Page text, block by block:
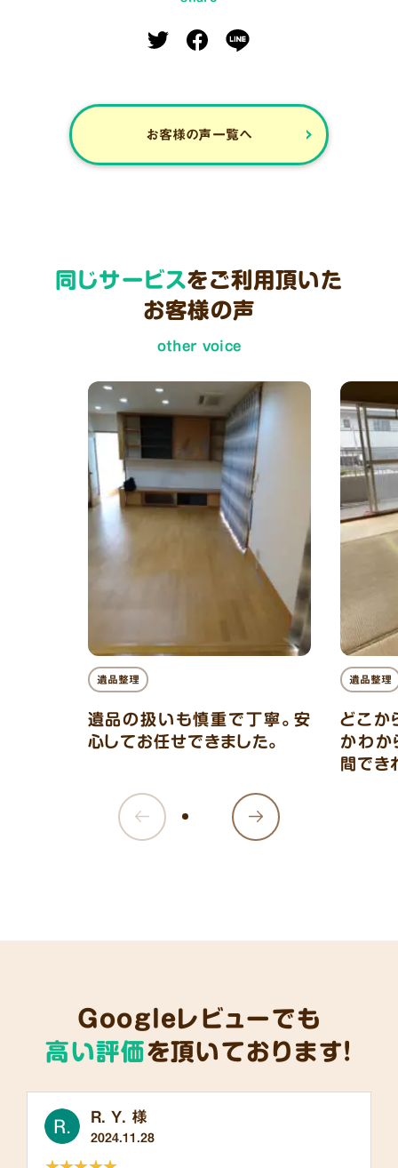
お客様の声一覧へ
同じサービスをご利用頂いた
お客様の声
other voice
遺品整理
遺品の扱いも慎重で丁寧。安
心してお任せできました。
遺品整理
どこか
かわか
間でき
Googleレビューでも
高い評価を頂いております!
R. Y. 様
2024.11.28